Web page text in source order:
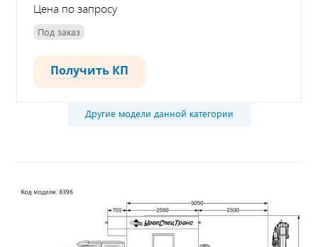
Цена по запросу
Под заказ
Получить КП
Другие модели данной категории